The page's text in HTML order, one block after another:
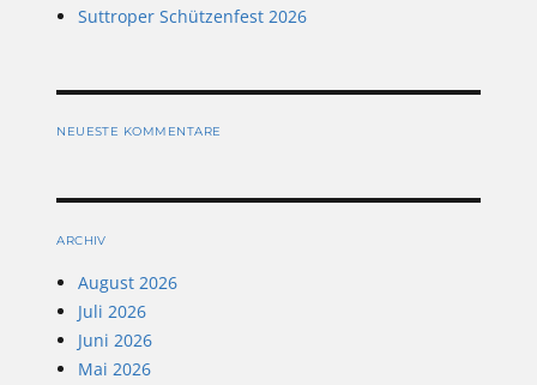
Suttroper Schützenfest 2026
NEUESTE KOMMENTARE
ARCHIV
August 2026
Juli 2026
Juni 2026
Mai 2026